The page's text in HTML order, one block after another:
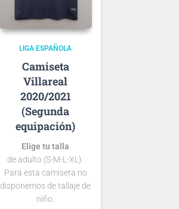
de …
LIGA ESPAÑOLA
Villareal
2020/2021
(Segunda
equipación)
Elige tu talla
de adulto (S-M-L-XL).
Para esta camiseta no
disponemos de tallaje de
niño.